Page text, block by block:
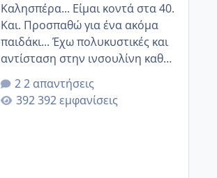
Καλησπέρα... Είμαι κοντά στα 40.
Και. Προσπαθώ για ένα ακόμα
παιδάκι... Έχω πολυκυστικές και
αντίσταση στην ινσουλίνη καθώς
και χάσιμοτο! Έχω λίγα κιλά
παραπάνω και όσο κ αν
προσπαθώ δεν χάνω εύκολα!
2 απαντήσεις
392 εμφανίσεις